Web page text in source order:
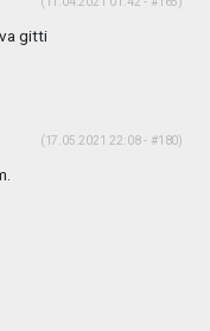
gitti
(17.05.2021 22:08 - #180)